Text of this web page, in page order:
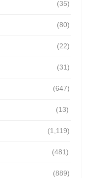
(35)
(80)
(22)
(31)
(647)
(13)
(1,119)
(481)
(889)